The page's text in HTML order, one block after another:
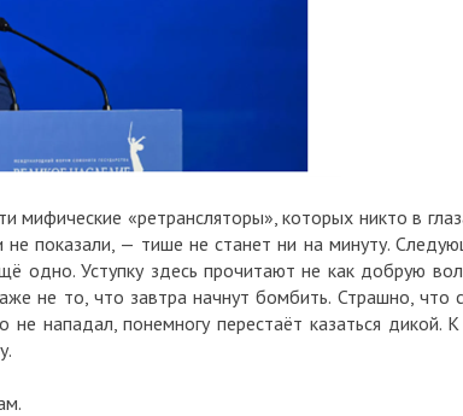
«ретрансляторы», которых никто в глаза не
— тише не станет ни на минуту. Следующим
Уступку здесь прочитают не как добрую волю, а
то, что завтра начнут бомбить. Страшно, что сама
понемногу перестаёт казаться дикой. К ней